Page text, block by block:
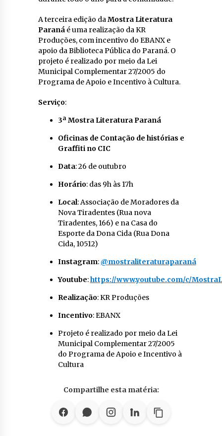
A terceira edição daMostra Literatura
Paranáé uma realização da KR
Produções, com incentivo do EBANX e
apoio da Biblioteca Pública do Paraná. O
projeto é realizado por meio da Lei
Municipal Complementar 27/2005 do
Programa de Apoio e Incentivo à Cultura.
Serviço:
3ª Mostra Literatura Paraná
Oficinas de Contação de histórias e
Graffiti no CIC
Data: 26 de outubro
Horário: das 9h às 17h
Local: Associação de Moradores da
Nova Tiradentes (Rua nova
Tiradentes, 166) e na Casa do
Esporte da Dona Cida (Rua Dona
Cida, 10512)
Instagram:@mostraliteraturaparaná
Youtube:https://www.youtube.com/c/
Realização: KR Produções
Incentivo: EBANX
Projeto é realizado por meio da Lei
Municipal Complementar 27/2005
do Programa de Apoio e Incentivo à
Cultura
Compartilhe esta matéria: